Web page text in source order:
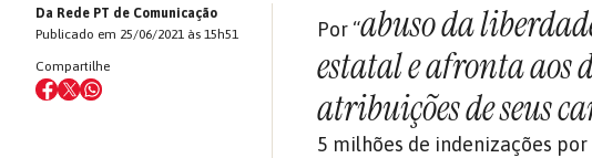
Da Rede PT de Comunicação
Publicado em 25/06/2021 às 15h51
Compartilhe
Por “abuso da
estatal e afronta aos
atribuições de seus
5 milhões de indenizações